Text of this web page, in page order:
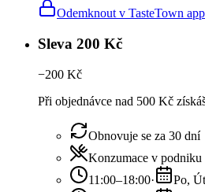
Odemknout v TasteTown app
Sleva 200 Kč
−200 Kč
Při objednávce nad 500 Kč
Obnovuje se za 30 dní
Konzumace v podniku
11:00–18:00· Po,